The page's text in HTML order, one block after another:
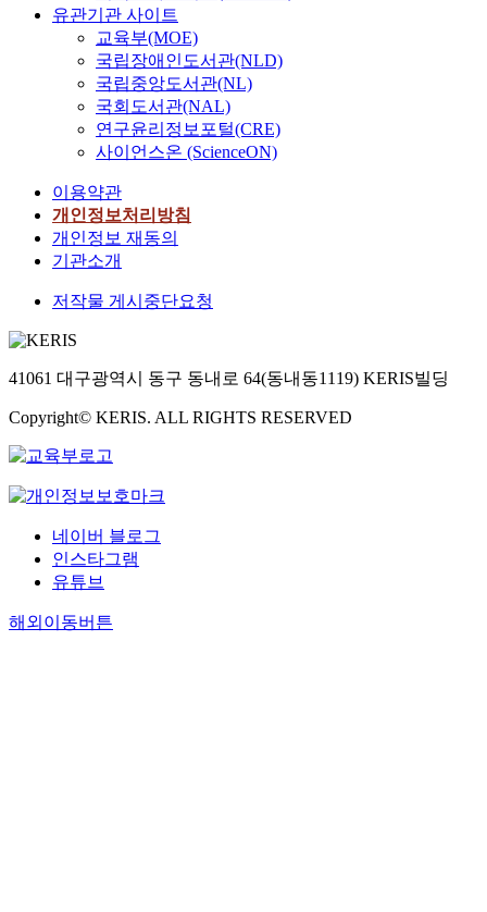
유관기관 사이트
교육부(MOE)
국립장애인도서관(NLD)
국립중앙도서관(NL)
국회도서관(NAL)
연구윤리정보포털(CRE)
사이언스온 (ScienceON)
이용약관
개인정보처리방침
개인정보 재동의
기관소개
저작물 게시중단요청
41061 대구광역시 동구 동내로 64(동내동1119) KERIS빌딩
Copyright© KERIS. ALL RIGHTS RESERVED
네이버 블로그
인스타그램
유튜브
해외이동버튼